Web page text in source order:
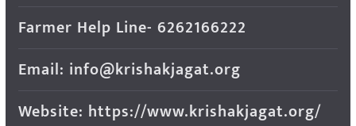
Farmer Help Line- 6262166222
Email: info@krishakjagat.org
Website: https://www.krishakjagat.org/